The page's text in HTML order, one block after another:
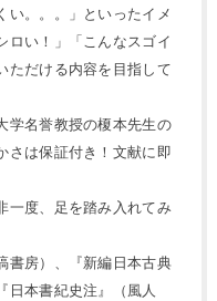
い。。。」といったイメ
ロい！」「こんなスゴイ
ただける内容を目指して
学名誉教授の榎本先生の
さは保証付き！文献に即
一度、足を踏み入れてみ
書房）、『新編日本古典
本書紀史注』（風人